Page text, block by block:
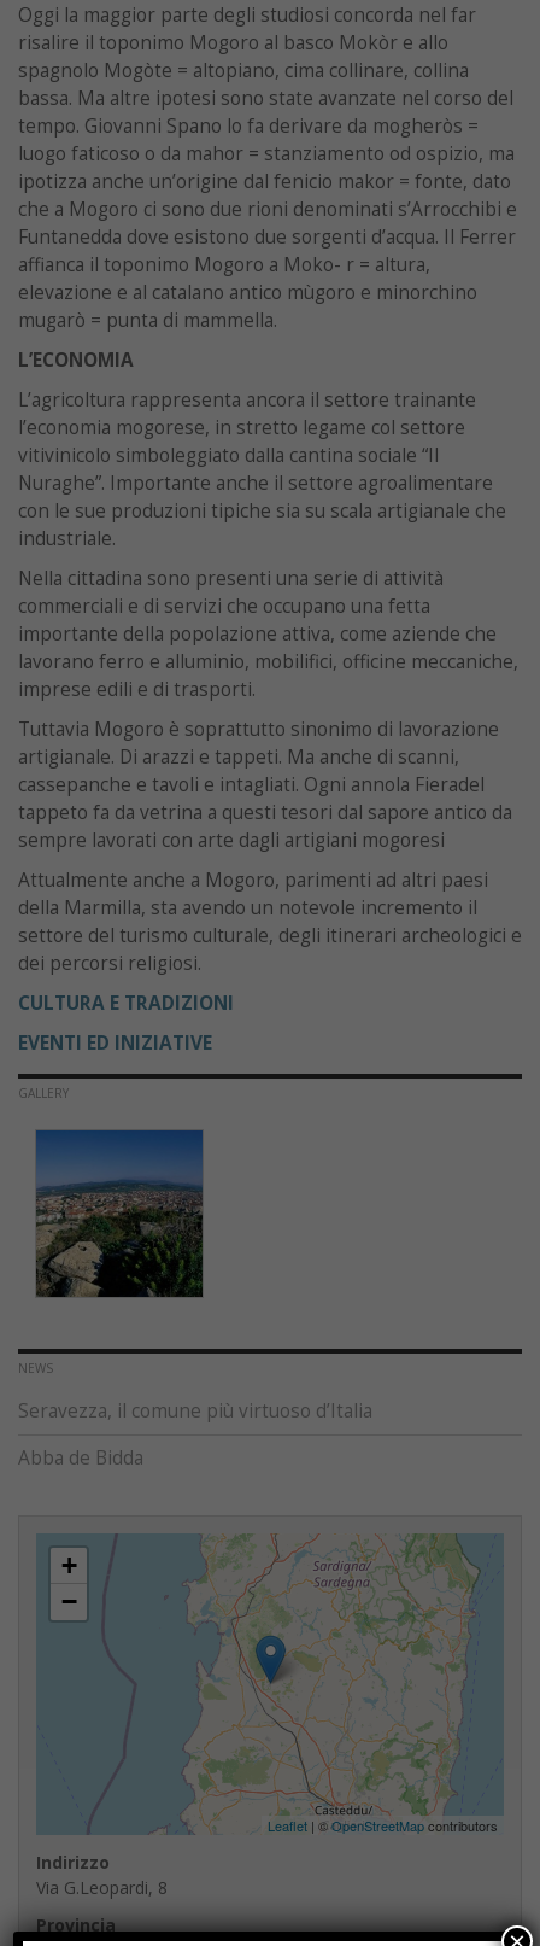
Oggi la maggior parte degli studiosi concorda nel far
risalire il toponimo Mogoro al basco Mokòr e allo
spagnolo Mogòte = altopiano, cima collinare, collina
bassa. Ma altre ipotesi sono state avanzate nel corso del
tempo. Giovanni Spano lo fa derivare da mogheròs =
luogo faticoso o da mahor = stanziamento od ospizio, ma
ipotizza anche un’origine dal fenicio makor = fonte, dato
che a Mogoro ci sono due rioni denominati s’Arrocchibi e
Funtanedda dove esistono due sorgenti d’acqua. Il Ferrer
affianca il toponimo Mogoro a Moko- r = altura,
elevazione e al catalano antico mùgoro e minorchino
mugarò = punta di mammella.
L’ECONOMIA
L’agricoltura rappresenta ancora il settore trainante
l’economia mogorese, in stretto legame col settore
vitivinicolo simboleggiato dalla cantina sociale “Il
Nuraghe”. Importante anche il settore agroalimentare
con le sue produzioni tipiche sia su scala artigianale che
industriale.
Nella cittadina sono presenti una serie di attività
commerciali e di servizi che occupano una fetta
importante della popolazione attiva, come aziende che
lavorano ferro e alluminio, mobilifici, officine meccaniche,
imprese edili e di trasporti.
Tuttavia Mogoro è soprattutto sinonimo di lavorazione
artigianale. Di arazzi e tappeti. Ma anche di scanni,
cassepanche e tavoli e intagliati. Ogni annola Fieradel
tappeto fa da vetrina a questi tesori dal sapore antico da
sempre lavorati con arte dagli artigiani mogoresi
Attualmente anche a Mogoro, parimenti ad altri paesi
della Marmilla, sta avendo un notevole incremento il
settore del turismo culturale, degli itinerari archeologici e
dei percorsi religiosi.
CULTURA E TRADIZIONI
EVENTI ED INIZIATIVE
GALLERY
NEWS
Seravezza, il comune più virtuoso d’Italia
Abba de Bidda
+
−
Leaflet | ©OpenStreetMapcontributors
Indirizzo
Via G.Leopardi, 8
Provincia